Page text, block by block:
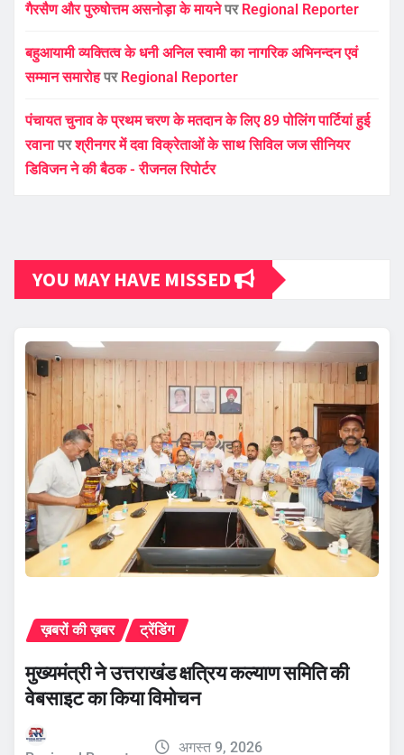
गैरसैण और पुरुषोत्तम असनोड़ा के मायनेपर Regional Reporter
बहुआयामी व्यक्तित्व के धनी अनिल स्वामी का नागरिक अभिनन्दन एवं
सम्मान समारोहपर Regional Reporter
पंचायत चुनाव के प्रथम चरण के मतदान के लिए 89 पोलिंग पार्टियां हुई
रवानापरश्रीनगर में दवा विक्रेताओं के साथ सिविल जज सीनियर
डिविजन ने की बैठक - रीजनल रिपोर्टर
YOU MAY HAVE MISSED
ख़बरों की ख़बर ट्रेंडिंग
मुख्यमंत्री ने उत्तराखंड क्षत्रिय कल्याण समिति की
वेबसाइट का किया विमोचन
अगस्त 9, 2026